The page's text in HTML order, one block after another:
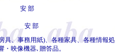
安 部
安 部
具、事務用紙)、各種家具、各種情報
映像機器､贈答品。